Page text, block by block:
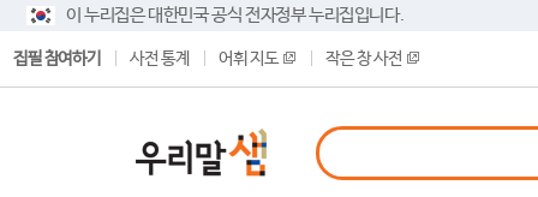
이 누리집은 대한민국 공식 전자정부 누리집입니다.
집필 참여하기 사전 통계 어휘 지도 작은 창 사전